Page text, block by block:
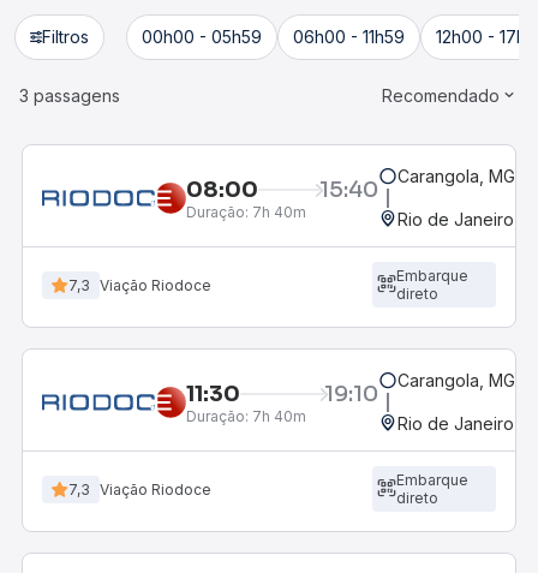
Filtros 00h00 - 05h59 06h00 - 11h59 12h00 -
3 passagens Recomendado
08:00 15:40
Duração: 7h 40m
Carangola, MG -
Rio de Janeiro,
7,3 Viação Riodoce
Embarque
direto
11:30 19:10
Duração: 7h 40m
Carangola, MG -
Rio de Janeiro,
7,3 Viação Riodoce
Embarque
direto